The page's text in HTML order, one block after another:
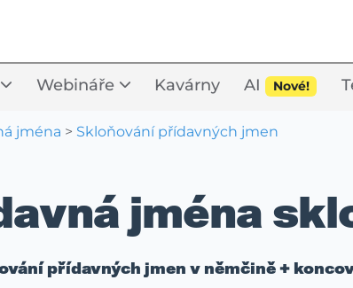
Webináře Kavárny AI Nové!
jména > Skloňování přídavných jmen
jména
přídavných jmen v němčině +